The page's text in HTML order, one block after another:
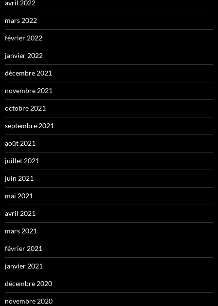
avril 2022
mars 2022
février 2022
janvier 2022
décembre 2021
novembre 2021
octobre 2021
septembre 2021
août 2021
juillet 2021
juin 2021
mai 2021
avril 2021
mars 2021
février 2021
janvier 2021
décembre 2020
novembre 2020